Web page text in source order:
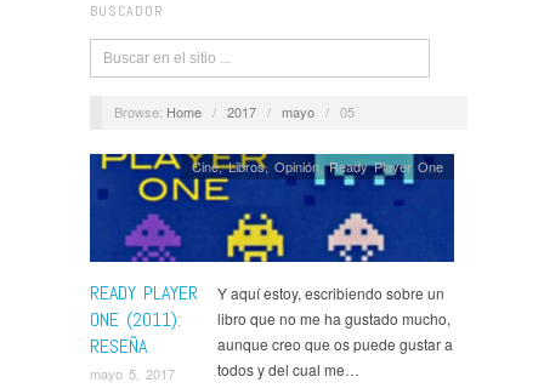
BUSCADOR
Browse: Home / 2017 / mayo / 05
READY PLAYER
ONE (2011):
RESEÑA
mayo 5, 2017
Cine,Libros,Opinión ,Ready Player One
Y aquí estoy, escribiendo sobre un
libro que no me ha gustado mucho,
aunque creo que os puede gustar a
todos y del cual me…